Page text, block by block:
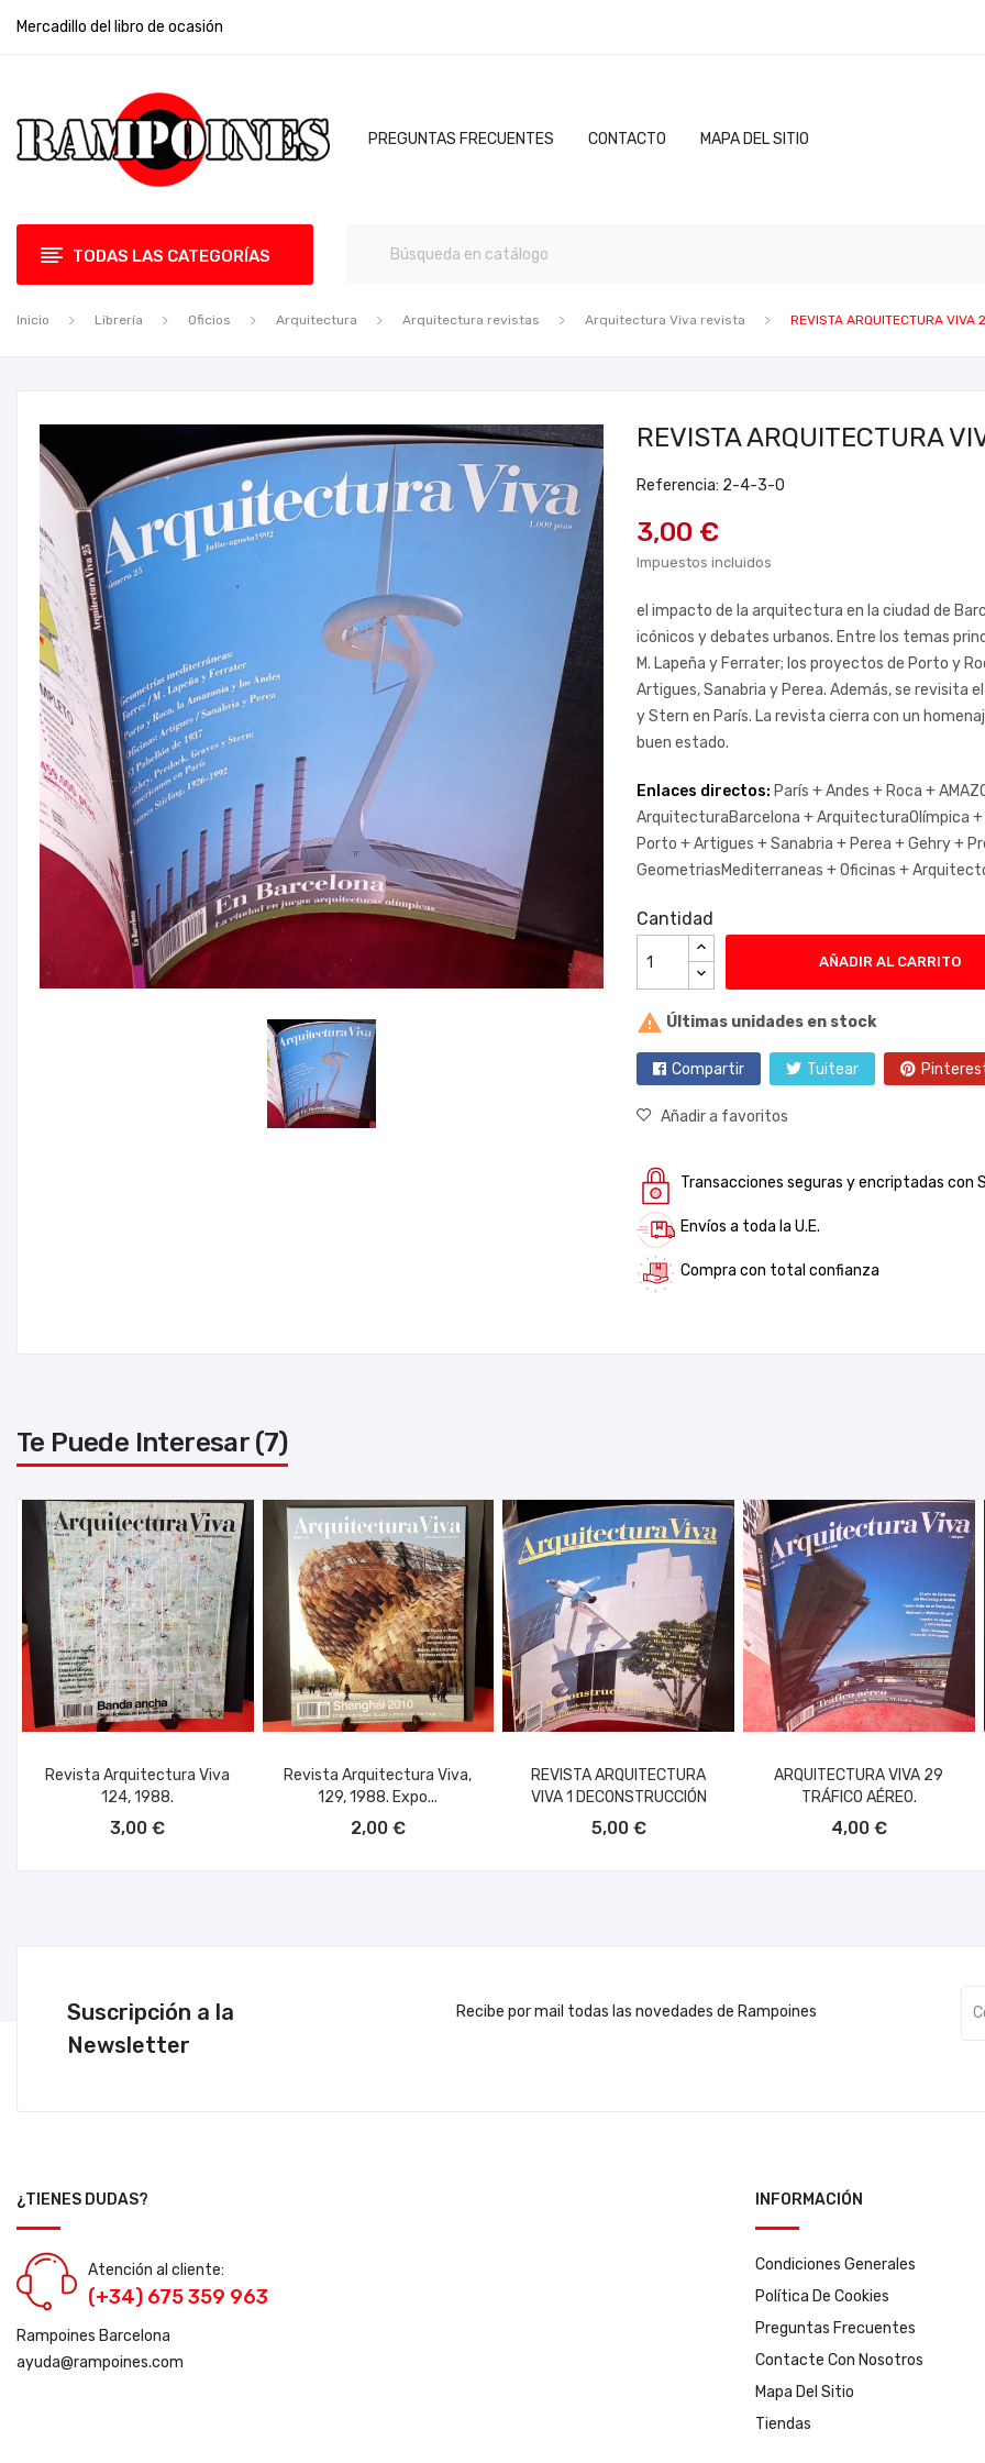
Mercadillo del libro de ocasión
PREGUNTAS FRECUENTES CONTACTO MAPA DEL SITIO
TODAS LAS CATEGORÍAS
Inicio Librería Oficios Arquitectura Arquitectura revistas Arquitectura Viva revista REVISTA ARQUITECTURA VIVA
REVISTA ARQUITECTURA
Referencia: 2-4-3-0
3,00 €
Impuestos incluidos
el impacto de la arquitectura en la ciudad de
icónicos y debates urbanos. Entre los temas
M. Lapeña y Ferrater; los proyectos de Porto y
Artigues, Sanabria y Perea. Además, se revisita
y Stern en París. La revista cierra con un
buen estado.
Enlaces directos: París +Andes + Roca +
ArquitecturaBarcelona +ArquitecturaOlímpica +
Porto +Artigues +Sanabria + Perea +Gehry +
GeometriasMediterraneas +Oficinas +
Cantidad
AÑADIR AL CARRITO
 Últimas unidades en stock
Compartir Tuitear
Añadir a favoritos
Transacciones seguras y encriptadas con
Envíos a toda la U.E.
Compra con total confianza
Te Puede Interesar (7)
Revista Arquitectura Viva
124, 1988.
3,00 €
Revista Arquitectura Viva,
129, 1988. Expo...
2,00 €
REVISTA ARQUITECTURA
VIVA 1 DECONSTRUCCIÓN
5,00 €
ARQUITECTURA VIVA 29
TRÁFICO AÉREO.
4,00 €
Suscripción a la
Newsletter
Recibe por mail todas las novedades de Rampoines
¿TIENES DUDAS?
Atención al cliente:
(+34) 675 359 963
Rampoines Barcelona
ayuda@rampoines.com
INFORMACIÓN
Condiciones Generales
Política De Cookies
Preguntas Frecuentes
Contacte Con Nosotros
Mapa Del Sitio
Tiendas